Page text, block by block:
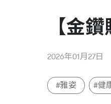
【金
2026年01月27日
#雅姿 #健